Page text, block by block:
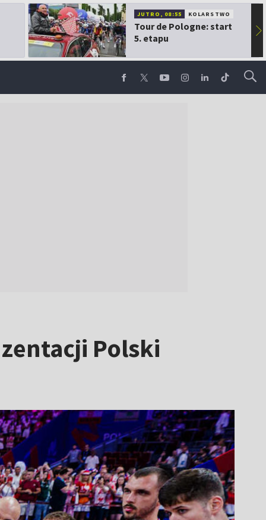
JUTRO, 08:55 KOLARSTWO
Tour de Pologne: start
5. etapu
▶
Polski